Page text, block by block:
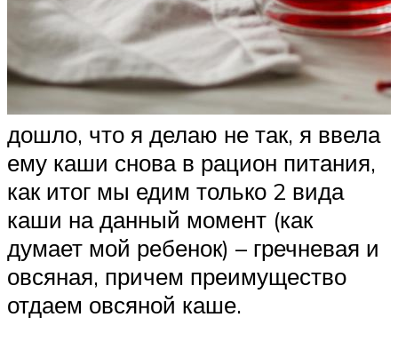
дошло, что я делаю не так, я ввела
ему каши снова в рацион питания,
как итог мы едим только 2 вида
каши на данный момент (как
думает мой ребенок) – гречневая и
овсяная, причем преимущество
отдаем овсяной каше.